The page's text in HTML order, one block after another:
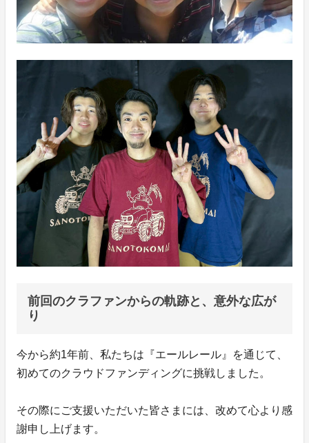
前回のクラファンからの軌跡と、意外な広が
り
今から約1年前、私たちは『エールレール』を通じて、
初めてのクラウドファンディングに挑戦しました。
その際にご支援いただいた皆さまには、改めて心より感
謝申し上げます。